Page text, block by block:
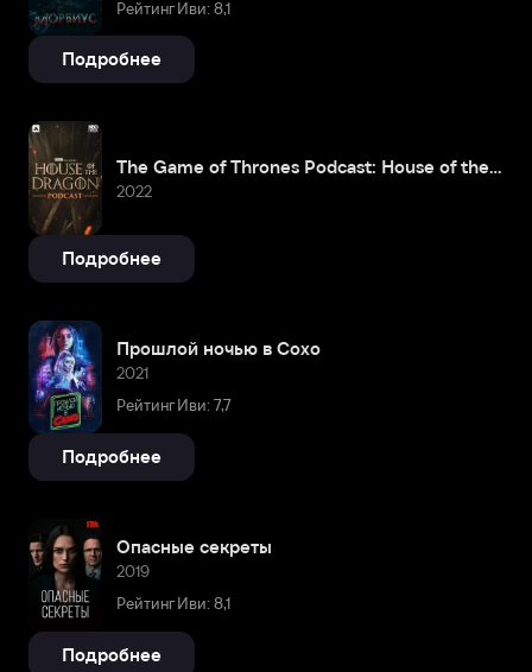
Рейтинг Иви: 8,1
Подробнее
The Game of Thrones Podcast: House of the Dragon
2022
Подробнее
Прошлой ночью в Сохо
2021
Рейтинг Иви: 7,7
Подробнее
Опасные секреты
2019
Рейтинг Иви: 8,1
Подробнее